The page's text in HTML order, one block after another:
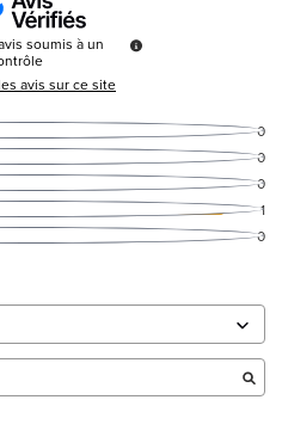
soumis à un
avis sur ce site
0
0
0
1
0